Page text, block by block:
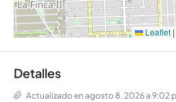
Leaflet |
Detalles
Actualizado en agosto 8, 2026 a 9:02